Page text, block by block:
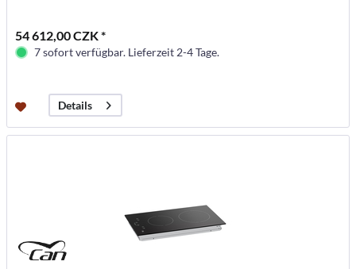
54 612,00 CZK *
7 sofort verfügbar. Lieferzeit 2-4 Tage.
Details